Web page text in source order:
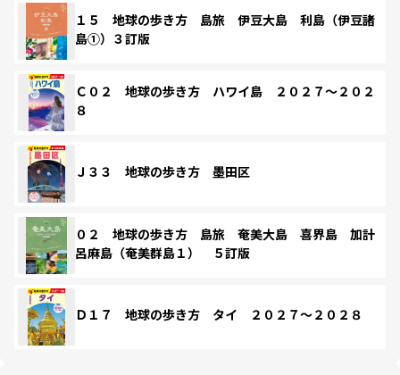
１５ 地球の歩き方 島旅 伊豆大島 利島（伊豆諸
島①）３訂版
Ｃ０２ 地球の歩き方 ハワイ島 ２０２７～２０２
８
Ｊ３３ 地球の歩き方 墨田区
０２ 地球の歩き方 島旅 奄美大島 喜界島 加計
呂麻島（奄美群島１） ５訂版
Ｄ１７ 地球の歩き方 タイ ２０２７～２０２８